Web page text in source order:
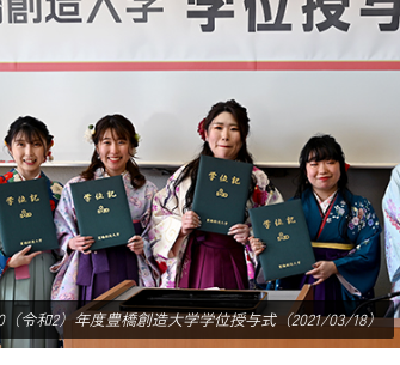
（令和2）年度豊橋創造大学学位授与式（2021/03/18）